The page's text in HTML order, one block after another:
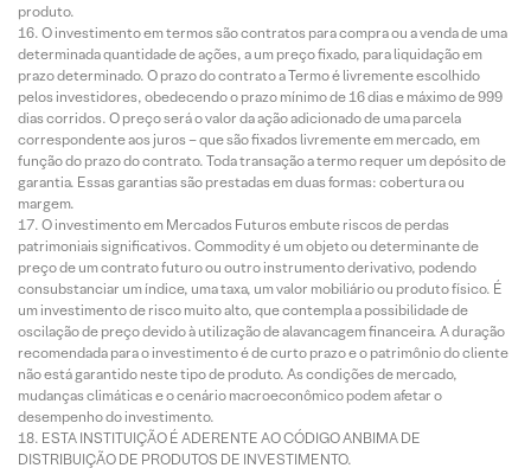
produto.
O investimento em termos são contratos para compra ou a venda de uma
determinada quantidade de ações, a um preço fixado, para liquidação em
prazo determinado. O prazo do contrato a Termo é livremente escolhido
pelos investidores, obedecendo o prazo mínimo de 16 dias e máximo de 999
dias corridos. O preço será o valor da ação adicionado de uma parcela
correspondente aos juros – que são fixados livremente em mercado, em
função do prazo do contrato. Toda transação a termo requer um depósito de
garantia. Essas garantias são prestadas em duas formas: cobertura ou
margem.
O investimento em Mercados Futuros embute riscos de perdas
patrimoniais significativos. Commodity é um objeto ou determinante de
preço de um contrato futuro ou outro instrumento derivativo, podendo
consubstanciar um índice, uma taxa, um valor mobiliário ou produto físico. É
um investimento de risco muito alto, que contempla a possibilidade de
oscilação de preço devido à utilização de alavancagem financeira. A duração
recomendada para o investimento é de curto prazo e o patrimônio do cliente
não está garantido neste tipo de produto. As condições de mercado,
mudanças climáticas e o cenário macroeconômico podem afetar o
desempenho do investimento.
ESTA INSTITUIÇÃO É ADERENTE AO CÓDIGO ANBIMA DE
DISTRIBUIÇÃO DE PRODUTOS DE INVESTIMENTO.